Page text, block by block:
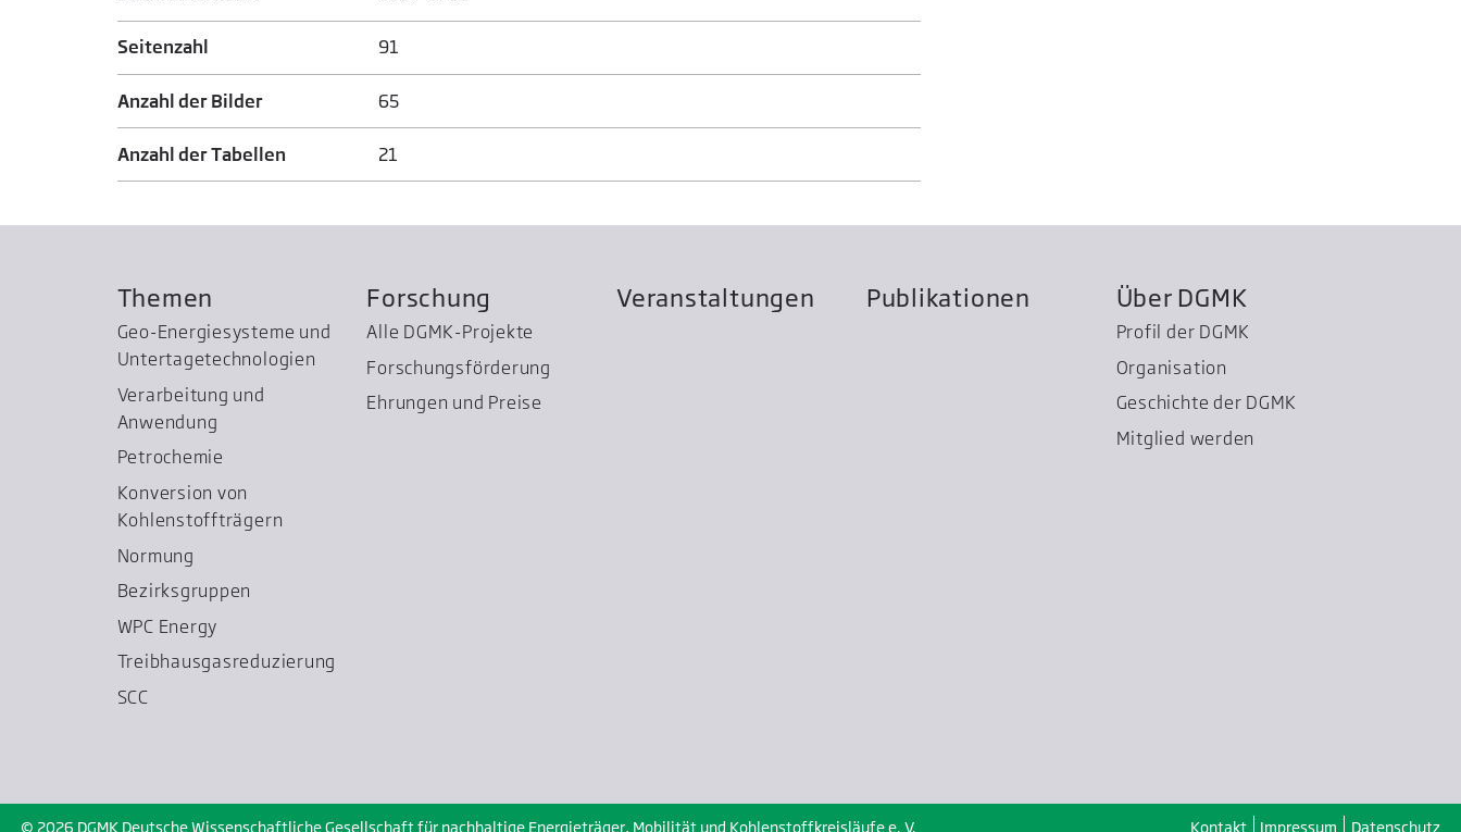
Seitenzahl 91
Anzahl der Bilder 65
Anzahl der Tabellen 21
Themen
Geo-Energiesysteme und
Untertage­technologien
Verarbeitung und
Anwendung
Petrochemie
Konversion von
Kohlenstoffträgern
Normung
Bezirksgruppen
WPC Energy
Treibhausgas­reduzierung
SCC
Forschung
Alle DGMK-Projekte
Forschungsförderung
Ehrungen und Preise
Veranstaltungen Publikationen Über DGMK
Profil der DGMK
Organisation
Geschichte der DGMK
Mitglied werden
© 2026 DGMK Deutsche Wissenschaftliche Gesellschaft für nachhaltige Energieträger, Mobilität und Kohlenstoffkreisläufe e. V. Kontakt Impressum Datenschutz